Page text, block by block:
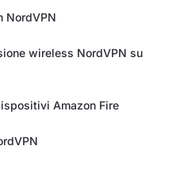
NordVPN
wireless NordVPN su
Amazon Fire